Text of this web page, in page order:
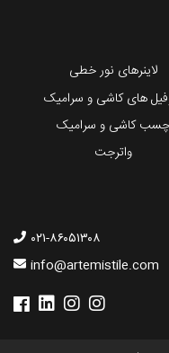
لاینرهای نور خطی
های کاشی و سرامیک
چسب کاشی و سرامیک
واترجت
۰۲۱-۸۶۰۵۱۳۰۸
info@artemistile.com